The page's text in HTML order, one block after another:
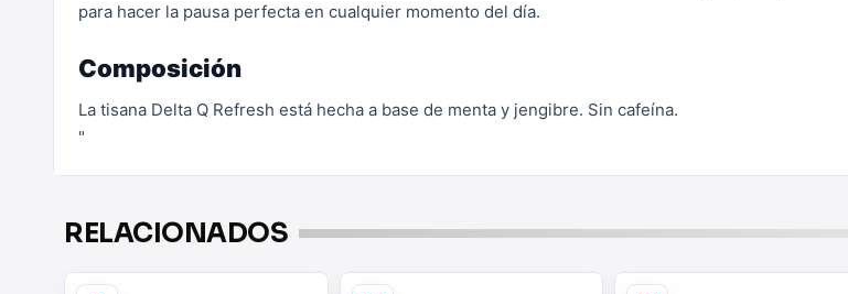
para hacer la pausa perfecta en cualquier momento del día.
Composición
La tisana Delta Q Refresh está hecha a base de menta y jengibre. Sin cafeína.
"
RELACIONADOS